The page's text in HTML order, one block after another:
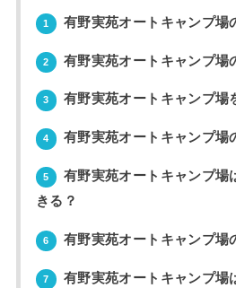
1 有野実苑オートキャンプ場
2 有野実苑オートキャンプ場
3 有野実苑オートキャンプ場
4 有野実苑オートキャンプ場
5
有野実苑オートキャンプ場
きる？
6 有野実苑オートキャンプ場
7
有野実苑オートキャンプ場